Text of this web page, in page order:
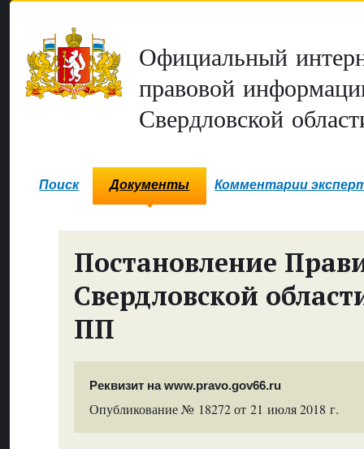
Официальный
правовой
Свердловской
Поиск Документы Комментарии
Постановление
Свердловской
ПП
Реквизит на www.pravo.gov66.ru
Опубликование № 18272 от 21 июля 2018 г.